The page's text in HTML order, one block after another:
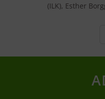
(ILK), Esther